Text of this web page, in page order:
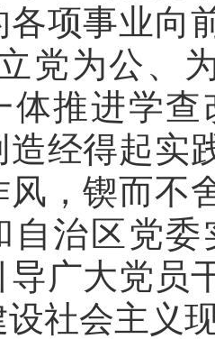
各项事业向
党为公、
体推进学
造经得起实
风，锲而不
自治区党
导广大党员
设社会主义